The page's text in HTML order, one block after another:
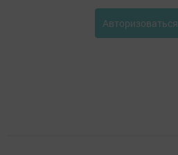
Авторизоваться